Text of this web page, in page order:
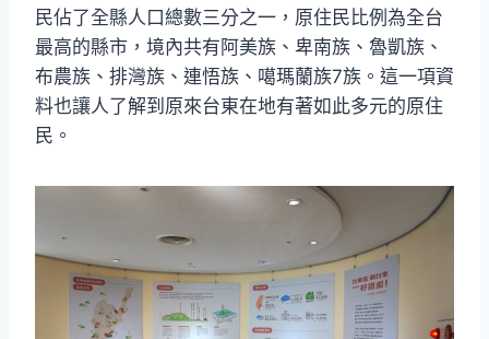
民佔了全縣人口總數三分之一，原住民比例為全台
最高的縣市，境內共有阿美族、卑南族、魯凱族、
布農族、排灣族、連悟族、噶瑪蘭族7族。這一項資
料也讓人了解到原來台東在地有著如此多元的原住
民。